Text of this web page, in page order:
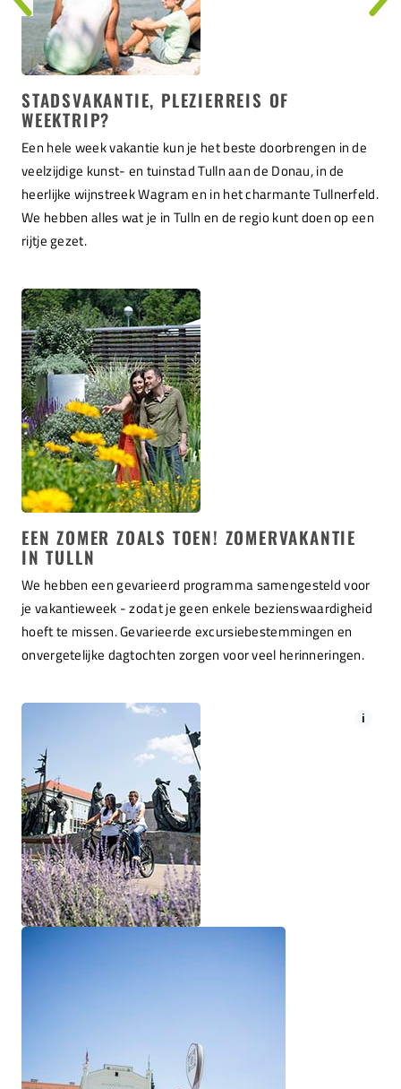
STADSVAKANTIE, PLEZIERREIS OF
WEEKTRIP?
Een hele week vakantie kun je het beste doorbrengen in de
veelzijdige kunst- en tuinstad Tulln aan de Donau, in de
heerlijke wijnstreek Wagram en in het charmante Tullnerfeld.
We hebben alles wat je in Tulln en de regio kunt doen op een
rijtje gezet.
EEN ZOMER ZOALS TOEN! ZOMERVAKANTIE
IN TULLN
We hebben een gevarieerd programma samengesteld voor
je vakantieweek - zodat je geen enkele bezienswaardigheid
hoeft te missen. Gevarieerde excursiebestemmingen en
onvergetelijke dagtochten zorgen voor veel herinneringen.
i